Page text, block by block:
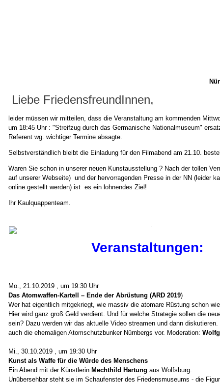
Liebe FriedensfreundInnen,
leider müssen wir mitteilen, dass die Veranstaltung am kommenden
um 18:45 Uhr : "Streifzug durch das Germanische Nationalmuseum"
Referent wg. wichtiger Termine absagte.
Selbstverständlich bleibt die Einladung für den Filmabend am 21.10.
Waren Sie schon in unserer neuen Kunstausstellung ? Nach der tollen
auf unserer Webseite) und der hervorragenden Presse in der NN (leider
online gestellt werden) ist es ein lohnendes Ziel!
Ihr Kaulquappenteam.
Veranstaltungen:
Mo., 21.10.2019 , um 19:30 Uhr
Das Atomwaffen-Kartell – Ende der Abrüstung (ARD 2019)
Wer hat eigentlich mitgekriegt, wie massiv die atomare Rüstung schon
Hier wird ganz groß Geld verdient. Und für welche Strategie sollen die
sein? Dazu werden wir das aktuelle Video streamen und dann
auch die ehemaligen Atomschutzbunker Nürnbergs vor. Moderation:
Mi., 30.10.2019 , um 19:30 Uhr
Kunst als Waffe für die Würde des Menschens
Ein Abend mit der Künstlerin Mechthild Hartung aus Wolfsburg.
Unübersehbar steht sie im Schaufenster des Friedensmuseums - die